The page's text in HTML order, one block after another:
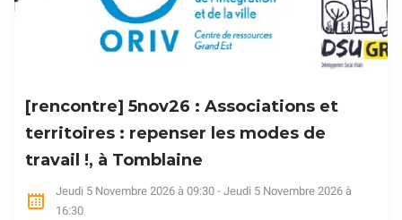
[rencontre] 5nov26 : Associations et
territoires : repenser les modes de
travail !, à Tomblaine
Jeudi 5 Novembre 2026 à 09:30 - Jeudi 5 Novembre 2026 à
16:30